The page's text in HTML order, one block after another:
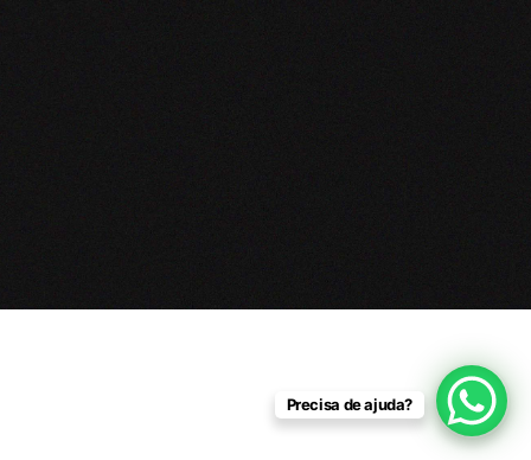
Precisa de ajuda?